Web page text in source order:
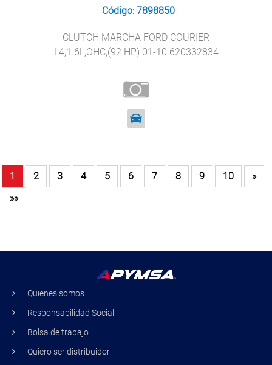
Código: 7898850
CLUTCH MARCHA FORD COURIER
L4,1.6L,OHC,(92 HP) 01-10 620332834
1 2 3 4 5 6 7 8 9 10
»
»»
Quienes somos
Responsabilidad Social
Bolsa de trabajo
Quiero ser distribuidor